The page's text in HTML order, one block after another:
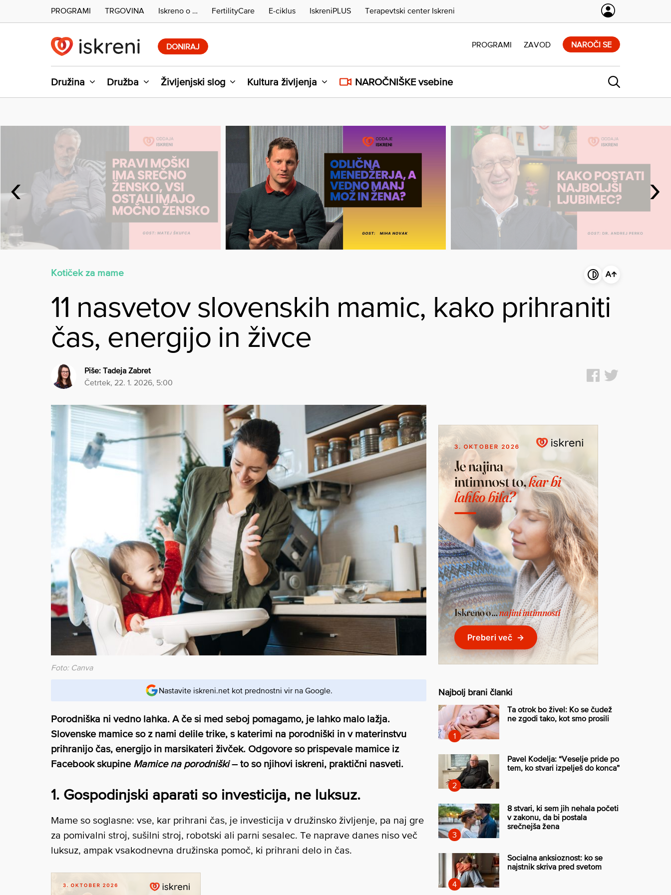
DONIRAJ
Družina Družba Življenjski slog Kultura življenja NAROČNIŠKE vsebine
PROGRAMI ZAVOD NAROČI SE
PROGRAMI TRGOVINA Iskreno o … FertilityCare E-ciklus IskreniPLUS Terapevtski center Iskreni
‹ ›
Kotiček za mame
11 nasvetov slovenskih mamic, kako prihraniti
čas, energijo in živce
Piše: Tadeja Zabret
četrtek, 22. 1. 2026, 5:00
Foto: Canva
Nastavite iskreni.net kot prednostni vir na Google.
Porodniška ni vedno lahka. A če si med seboj pomagamo, je lahko malo lažja.
Slovenske mamice so z nami delile trike, s katerimi na porodniški in v materinstvu
prihranijo čas, energijo in marsikateri živček. Odgovore so prispevale mamice iz
Facebook skupine Mamice na porodniški– to so njihovi iskreni, praktični nasveti.
1. Gospodinjski aparati so investicija, ne luksuz.
Mame so soglasne: vse, kar prihrani čas, je investicija v družinsko življenje, pa naj gre
za pomivalni stroj, sušilni stroj, robotski ali parni sesalec. Te naprave danes niso več
luksuz, ampak vsakodnevna družinska pomoč, ki prihrani delo in čas.
Najbolj brani članki
Ta otrok bo živel: Ko se čudež
ne zgodi tako, kot smo prosili
Pavel Kodelja: “Veselje pride po
tem, ko stvari izpelješ do konca”
8 stvari, ki sem jih nehala početi
v zakonu, da bi postala
srečnejša žena
Socialna anksioznost: ko se
najstnik skriva pred svetom